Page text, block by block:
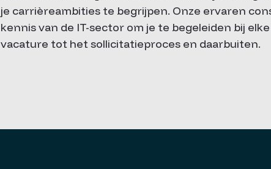
je carrièreambities te begrijpen. Onze ervaren
kennis van de IT-sector om je te begeleiden bij
vacature tot het sollicitatieproces en daarbuiten.